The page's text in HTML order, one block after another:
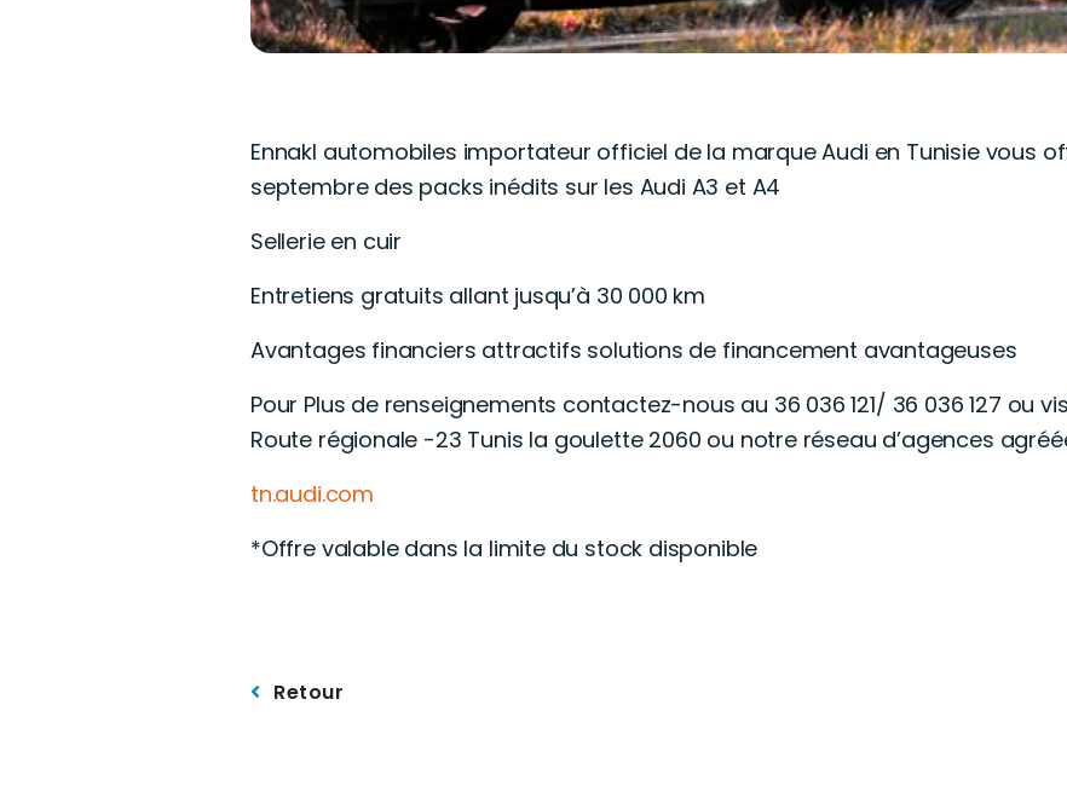
Ennakl automobiles importateur officiel de la marque Audi en Tunisie vous
septembre des packs inédits sur les Audi A3 et A4
Sellerie en cuir
Entretiens gratuits allant jusqu’à 30 000 km
Avantages financiers attractifs solutions de financement avantageuses
Pour Plus de renseignements contactez-nous au 36 036 121/ 36 036 127 ou
Route régionale -23 Tunis la goulette 2060 ou notre réseau d’agences
tn.audi.com
*Offre valable dans la limite du stock disponible
Retour